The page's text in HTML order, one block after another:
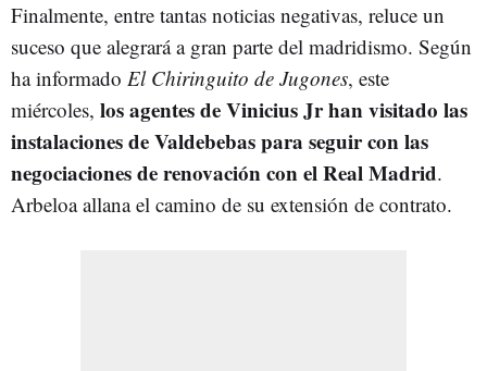
Finalmente, entre tantas noticias negativas, reluce un
suceso que alegrará a gran parte del madridismo. Según
ha informado El Chiringuito de Jugones, este
miércoles, los agentes de Vinicius Jr han visitado las
instalaciones de Valdebebas para seguir con las
negociaciones de renovación con el Real Madrid.
Arbeloa allana el camino de su extensión de contrato.